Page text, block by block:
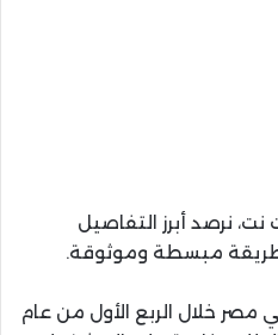
نرصد أبرز التفاصيل
مبسطة وموثوقة.
خلال الربع الأول من عام